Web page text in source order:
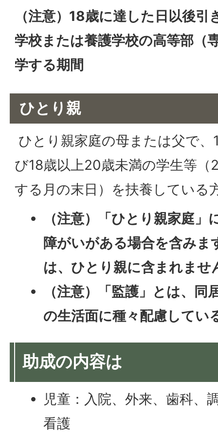
（注意）18歳に達した日以後
学校または養護学校の高等部（
学する期間
ひとり親
ひとり親家庭の母または父で
び18歳以上20歳未満の学生等
する月の末日）を扶養している
（注意）「ひとり親家庭
障がいがある場合を含みま
は、ひとり親に含まれませ
（注意）「監護」とは、
の生活面に種々配慮してい
助成の内容は
児童：入院、外来、歯科、
看護